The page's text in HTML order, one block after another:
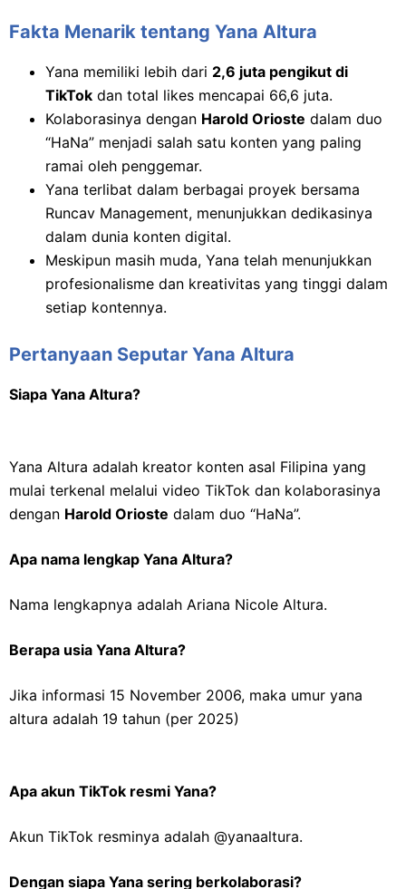
Fakta Menarik tentang Yana Altura
Yana memiliki lebih dari 2,6 juta pengikut di
TikTok dan total likes mencapai 66,6 juta.
Kolaborasinya dengan Harold Orioste dalam duo
“HaNa” menjadi salah satu konten yang paling
ramai oleh penggemar.
Yana terlibat dalam berbagai proyek bersama
Runcav Management, menunjukkan dedikasinya
dalam dunia konten digital.
Meskipun masih muda, Yana telah menunjukkan
profesionalisme dan kreativitas yang tinggi dalam
setiap kontennya.
Pertanyaan Seputar Yana Altura
Siapa Yana Altura?
Yana Altura adalah kreator konten asal Filipina yang
mulai terkenal melalui video TikTok dan kolaborasinya
dengan Harold Orioste dalam duo “HaNa”.
Apa nama lengkap Yana Altura?
Nama lengkapnya adalah Ariana Nicole Altura.
Berapa usia Yana Altura?
Jika informasi 15 November 2006, maka umur yana
altura adalah 19 tahun (per 2025)
Apa akun TikTok resmi Yana?
Akun TikTok resminya adalah @yanaaltura.
Dengan siapa Yana sering berkolaborasi?